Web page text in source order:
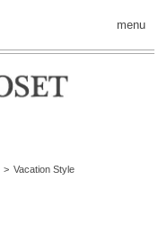
menu
> Vacation Style